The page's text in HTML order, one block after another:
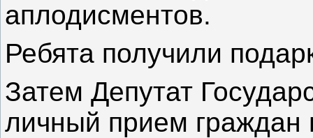
аплодисментов.
Ребята получили
Затем Депутат
личный прием граждан